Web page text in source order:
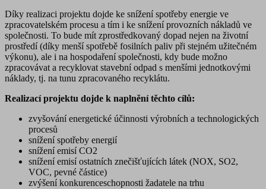
Díky realizaci projektu dojde ke snížení spotřeby energie ve
zpracovatelském procesu a tím i ke snížení provozních nákladů ve
společnosti. To bude mít zprostředkovaný dopad nejen na životní
prostředí (díky menší spotřebě fosilních paliv při stejném užitečném
výkonu), ale i na hospodaření společnosti, kdy bude možno
zpracovávat a recyklovat stavební odpad s menšími jednotkovými
náklady, tj. na tunu zpracovaného recyklátu.
Realizací projektu dojde k naplnění těchto cílů:
zvyšování energetické účinnosti výrobních a technologických
procesů
snížení spotřeby energií
snížení emisí CO2
snížení emisí ostatních znečišťujících látek (NOX, SO2,
VOC, pevné částice)
zvýšení konkurenceschopnosti žadatele na trhu